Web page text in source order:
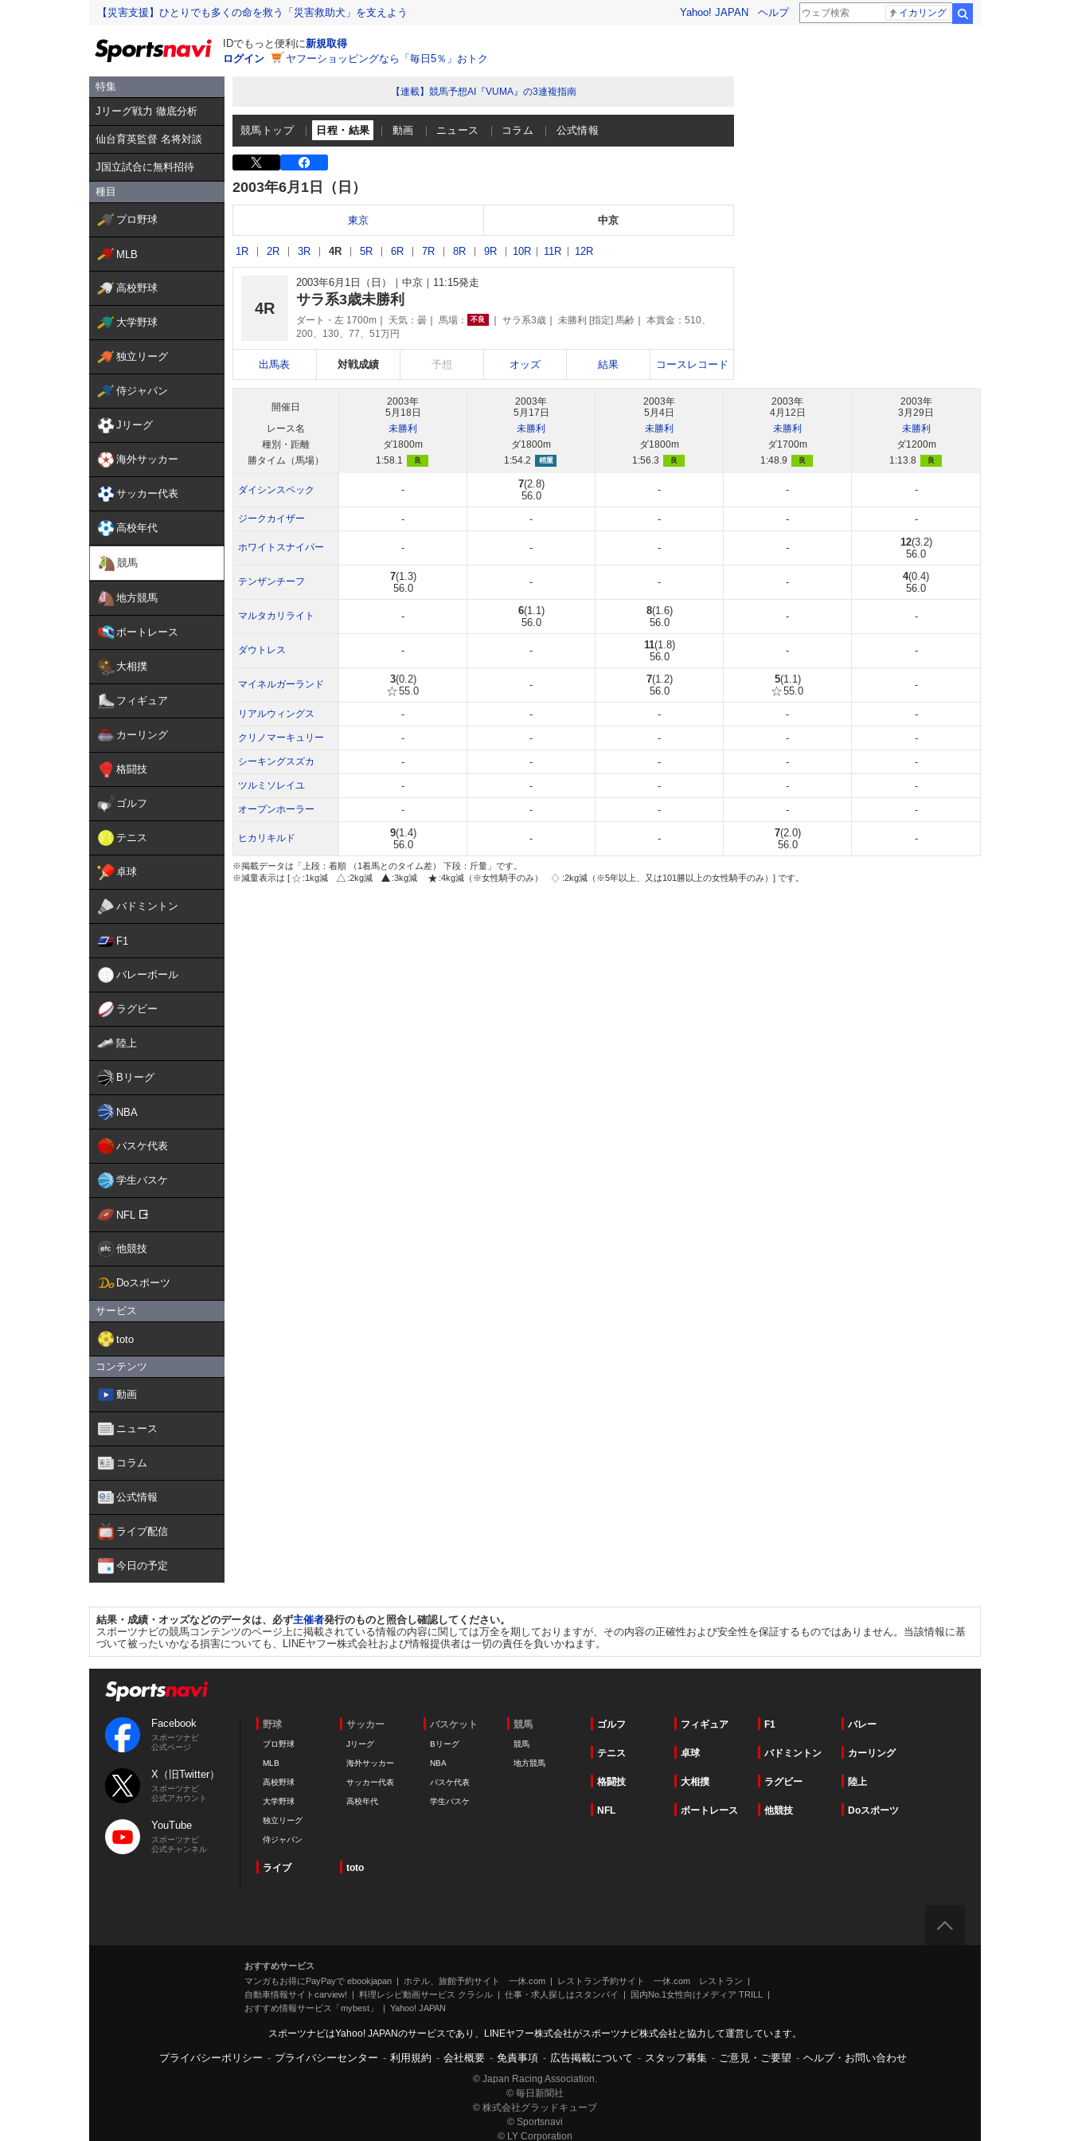
【災害支援】ひとりでも多くの命を救う「災害救助犬」を支えよう Yahoo! JAPAN ヘルプ イカリング
IDでもっと便利に新規取得
ログイン
ヤフーショッピングなら「毎日5％」おトク
特集
Jリーグ戦力 徹底分析
仙台育英監督 名将対談
J国立試合に無料招待
種目
プロ野球
MLB
高校野球
大学野球
独立リーグ
侍ジャパン
Jリーグ
海外サッカー
サッカー代表
高校年代
競馬
地方競馬
ボートレース
大相撲
フィギュア
カーリング
格闘技
ゴルフ
テニス
卓球
バドミントン
F1
バレーボール
ラグビー
陸上
Bリーグ
NBA
バスケ代表
学生バスケ
NFL
他競技
Doスポーツ
サービス
toto
コンテンツ
動画
ニュース
コラム
公式情報
ライブ配信
今日の予定
【連載】競馬予想AI『VUMA』の3連複指南
競馬トップ 日程・結果 動画 ニュース コラム 公式情報
2003年6月1日（日）
東京 中京
1R 2R 3R 4R 5R 6R 7R 8R 9R 10R 11R 12R
4R
2003年6月1日（日） 中京 11:15発走
サラ系3歳未勝利
ダート・左 1700m 天気： 曇 馬場： 不良 サラ系3歳 未勝利 [指定] 馬齢
本賞金：510、
200、130、77、51万円
出馬表 対戦成績 予想 オッズ 結果 コースレコード
開催日
レース名
種別・距離
勝タイム（馬場）
2003年
5月18日
未勝利
ダ1800m
1:58.1
良
2003年
5月17日
未勝利
ダ1800m
1:54.2
稍重
2003年
5月4日
未勝利
ダ1800m
1:56.3
良
2003年
4月12日
未勝利
ダ1700m
1:48.9
良
2003年
3月29日
未勝利
ダ1200m
1:13.8
良
ダイシンスペック - 7(2.8)
56.0
- - -
ジークカイザー - - - - -
ホワイトスナイパー - - - - 12(3.2)
56.0
テンザンチーフ 7(1.3)
56.0
- - - 4(0.4)
56.0
マルタカリライト - 6(1.1)
56.0
8(1.6)
56.0
- -
ダウトレス - - 11(1.8)
56.0
- -
マイネルガーランド 3(0.2)
55.0
- 7(1.2)
56.0
5(1.1)
55.0
-
リアルウィングス - - - - -
クリノマーキュリー - - - - -
シーキングスズカ - - - - -
ツルミソレイユ - - - - -
オープンホーラー - - - - -
ヒカリキルド 9(1.4)
56.0
- - 7(2.0)
56.0
-
※掲載データは「上段：着順 （1着馬とのタイム差） 下段：斤量」です。
※減量表示は [
:1kg減 :2kg減 :3kg減 :4kg減（※女性騎手のみ） :2kg減（※5年以上、又は101勝以上の女性騎手のみ）] です。
結果・成績・オッズなどのデータは、必ず主催者発行のものと照合し確認してください。
スポーツナビの競馬コンテンツのページ上に掲載されている情報の内容に関しては万全を期しておりますが、その内容の正確性および安全性を保証するものではありません。当該情報に基
づいて被ったいかなる損害についても、LINEヤフー株式会社および情報提供者は一切の責任を負いかねます。
Facebook
スポーツナビ
公式ページ
X（旧Twitter）
スポーツナビ
公式アカウント
YouTube
スポーツナビ
公式チャンネル
野球
プロ野球
MLB
高校野球
大学野球
独立リーグ
侍ジャパン
サッカー
Jリーグ
海外サッカー
サッカー代表
高校年代
バスケット
Bリーグ
NBA
バスケ代表
学生バスケ
競馬
競馬
地方競馬
ゴルフ フィギュア F1 バレー
テニス 卓球 バドミントン カーリング
格闘技 大相撲 ラグビー 陸上
NFL ボートレース 他競技 Doスポーツ
ライブ toto
おすすめサービス
マンガもお得にPayPayで ebookjapan
ホテル、旅館予約サイト 一休.com
レストラン予約サイト 一休.com レストラン
自動車情報サイトcarview!
料理レシピ動画サービス クラシル 仕事・求人探しはスタンバイ
国内No.1女性向けメディア TRILL
おすすめ情報サービス「mybest」
Yahoo! JAPAN
スポーツナビはYahoo! JAPANのサービスであり、LINEヤフー株式会社がスポーツナビ株式会社と協力して運営しています。
プライバシーポリシー - プライバシーセンター - 利用規約 - 会社概要 - 免責事項 - 広告掲載について - スタッフ募集 - ご意見・ご要望 - ヘルプ・お問い合わせ
© Japan Racing Association.
© 毎日新聞社
© 株式会社グラッドキューブ
© Sportsnavi
© LY Corporation